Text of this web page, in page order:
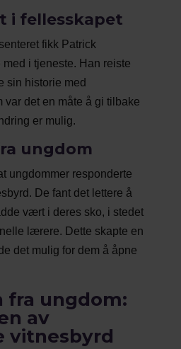
i fellesskapet
fikk Patrick
i tjeneste. Han reiste
sin historie med
var det en måte å gi tilbake
er mulig.
ungdom
ungdommer responderte
De fant det lettere å
vært i deres sko, i stedet
lærere. Dette skapte en
det mulig for dem å åpne
fra ungdom:
av
vitnesbyrd